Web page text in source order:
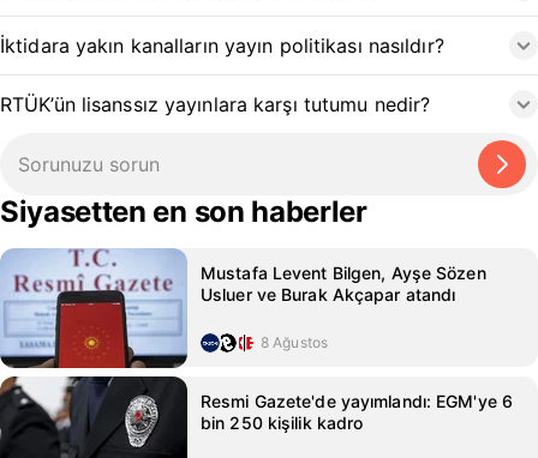
İktidara yakın kanalların yayın politikası nasıldır?
RTÜK’ün lisanssız yayınlara karşı tutumu nedir?
Siyasetten en son haberler
Mustafa Levent Bilgen, Ayşe Sözen
Usluer ve Burak Akçapar atandı
8 Ağustos
Resmi Gazete'de yayımlandı: EGM'ye 6
bin 250 kişilik kadro